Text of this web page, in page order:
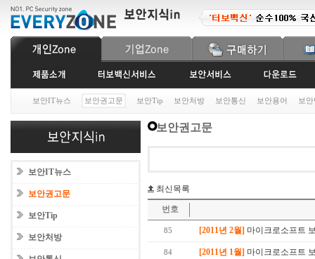
보안IT뉴스 보안권고문 보안Tip 보안처방 보안통신 보안용어 보
보안IT뉴스
보안권고문
보안Tip
보안처방
보안권고문
최신목록
번호
85 [2011년 2월] 마이크로소프트
84 [2011년 1월] 마이크로소프트